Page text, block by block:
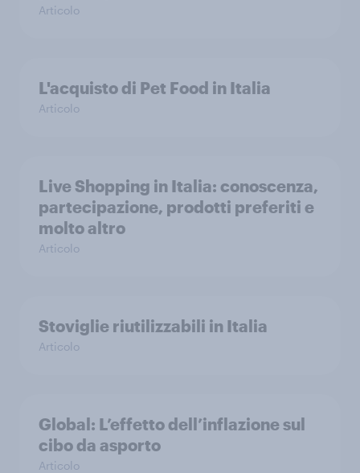
Articolo
L'acquisto di Pet Food in Italia
Articolo
Live Shopping in Italia: conoscenza,
partecipazione, prodotti preferiti e
molto altro
Articolo
Stoviglie riutilizzabili in Italia
Articolo
Global: L’effetto dell’inflazione sul
cibo da asporto
Articolo